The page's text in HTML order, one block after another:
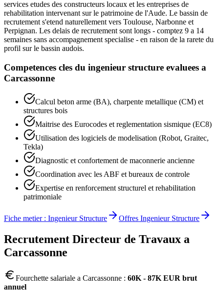
services etudes des constructeurs locaux et les entreprises de
rehabilitation intervenant sur le patrimoine de l'Aude. Le bassin de
recrutement s'etend naturellement vers Toulouse, Narbonne et
Perpignan. Les delais de recrutement sont longs - comptez 9 a 14
semaines sans accompagnement specialise - en raison de la rarete du
profil sur le bassin audois.
Competences cles du ingenieur structure evaluees a
Carcassonne
Calcul beton arme (BA), charpente metallique (CM) et
structures bois
Maitrise des Eurocodes et reglementation sismique (EC8)
Utilisation des logiciels de modelisation (Robot, Graitec,
Tekla)
Diagnostic et confortement de maconnerie ancienne
Coordination avec les ABF et bureaux de controle
Expertise en renforcement structurel et rehabilitation
patrimoniale
Fiche metier : Ingenieur Structure Offres Ingenieur Structure
Recrutement Directeur de Travaux a
Carcassonne
Fourchette salariale a Carcassonne : 60K - 87K EUR brut
annuel